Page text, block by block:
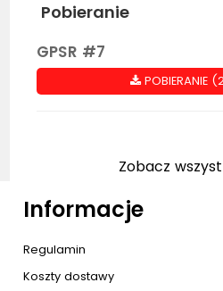
Pobieranie
GPSR #7
POBIERANIE
Zobacz
Informacje
Regulamin
Koszty dostawy